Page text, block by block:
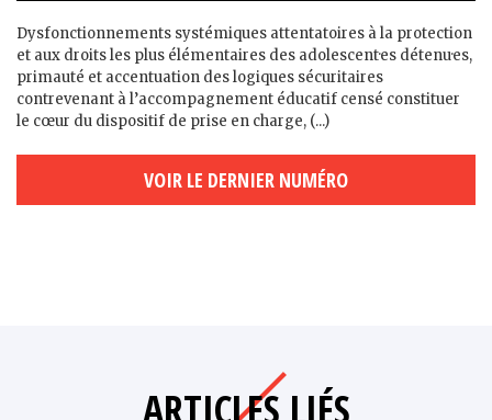
Dysfonctionnements systémiques attentatoires à la protection
et aux droits les plus élémentaires des adolescent·es détenu·es,
primauté et accentuation des logiques sécuritaires
contrevenant à l’accompagnement éducatif censé constituer
le cœur du dispositif de prise en charge, (...)
VOIR LE DERNIER NUMÉRO